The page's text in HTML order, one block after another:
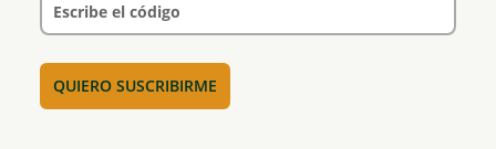
Escribe el código